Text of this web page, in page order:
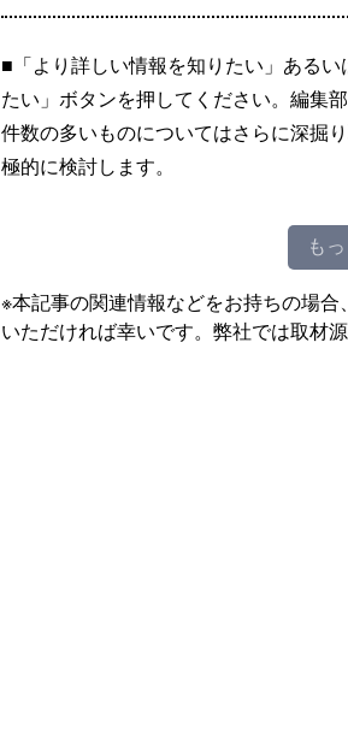
■「より詳しい情報を知りたい」ある
たい」ボタンを押してください。編集
件数の多いものについてはさらに深掘
極的に検討します。
も
※本記事の関連情報などをお持ちの場
いただければ幸いです。弊社では取材